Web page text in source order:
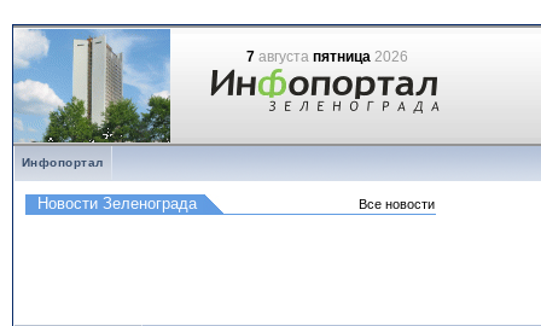
7августа пятница2026
Инфопортал